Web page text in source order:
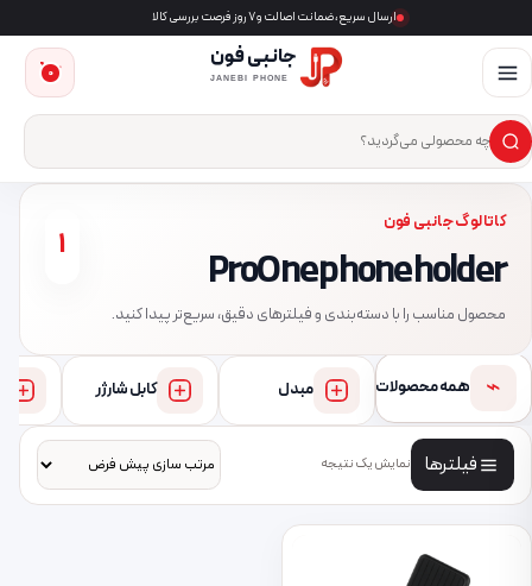
ارسال سریع، ضمانت اصالت و ۷ روز فرصت بررسی کالا
جانبی فون
JANEBI PHONE
جست‌وجوی محصول
×
0
کاتالوگ جانبی فون
ProOne phone holder
محصول مناسب را با دسته‌بندی و فیلترهای دقیق، سریع‌تر پیدا کنید.
1
⌁ همه محصولات مبدل کابل شارژر
فیلترها نمایش یک نتیجه